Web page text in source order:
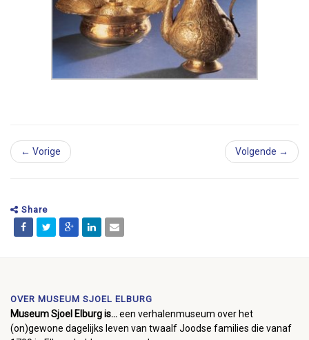
← Vorige Volgende →
Share
OVER MUSEUM SJOEL ELBURG
Museum Sjoel Elburg is...een verhalenmuseum over het
(on)gewone dagelijks leven van twaalf Joodse families die vanaf